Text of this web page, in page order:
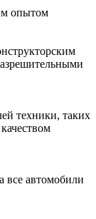
опытом
техники, таких
все автомобили